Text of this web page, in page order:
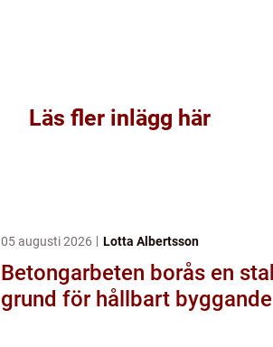
Läs fler inlägg här
05 augusti 2026 Lotta Albertsson
Betongarbeten borås en stabil
grund för hållbart byggande